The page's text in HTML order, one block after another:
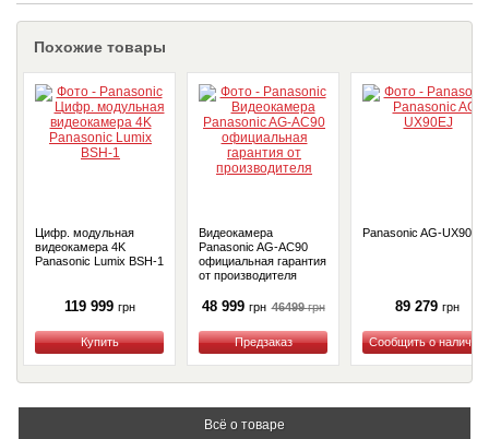
Похожие товары
Цифр. модульная
видеокамера 4K
Panasonic Lumix BSH-1
119 999 грн
Купить
Видеокамера
Panasonic AG-AC90
официальная гарантия
от производителя
48 999 грн 46499грн
Купить
Panasonic AG-UX90EJ
89 279 грн
Купить
Всё о товаре